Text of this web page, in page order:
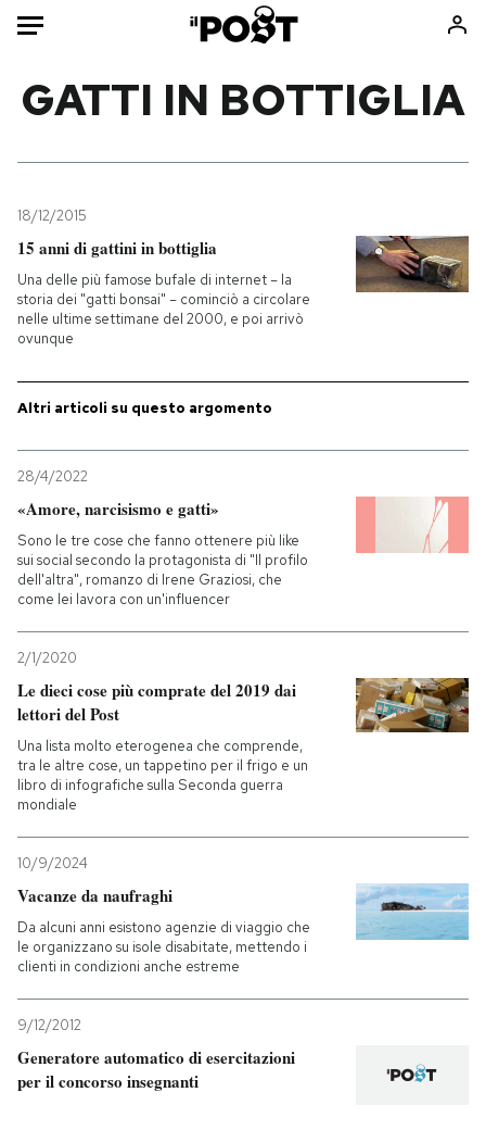
Mondo
Politica
Tecnologia
Internet
Scienza
Economia
Consumismi
Storie/Idee
Ok Boomer!
PODCAST
NEWSLETTER
SHOP
CALENDARIO
AREA PERSONALE
Entra
GATTI IN BOTTIGLIA
18/12/2015
15 anni di gattini in bottiglia
Una delle più famose bufale di internet – la
storia dei "gatti bonsai" – cominciò a circolare
nelle ultime settimane del 2000, e poi arrivò
ovunque
Altri articoli su questo argomento
28/4/2022
«Amore, narcisismo e gatti»
Sono le tre cose che fanno ottenere più like
sui social secondo la protagonista di "Il profilo
dell'altra", romanzo di Irene Graziosi, che
come lei lavora con un'influencer
2/1/2020
Le dieci cose più comprate del 2019 dai
lettori del Post
Una lista molto eterogenea che comprende,
tra le altre cose, un tappetino per il frigo e un
libro di infografiche sulla Seconda guerra
mondiale
10/9/2024
Vacanze da naufraghi
Da alcuni anni esistono agenzie di viaggio che
le organizzano su isole disabitate, mettendo i
clienti in condizioni anche estreme
9/12/2012
Generatore automatico di esercitazioni
per il concorso insegnanti